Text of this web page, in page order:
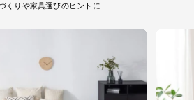
くりや家具選びのヒントに